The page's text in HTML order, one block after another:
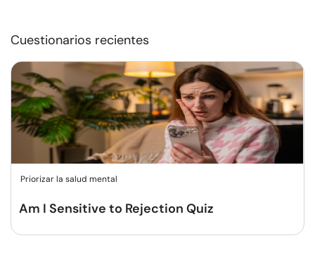
Cuestionarios recientes
Priorizar la salud mental
Am I Sensitive to Rejection Quiz